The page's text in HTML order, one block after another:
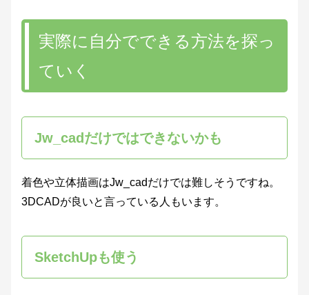
実際に自分でできる方法を探っ
ていく
Jw_cadだけではできないかも
着色や立体描画はJw_cadだけでは難しそうですね。
3DCADが良いと言っている人もいます。
SketchUpも使う